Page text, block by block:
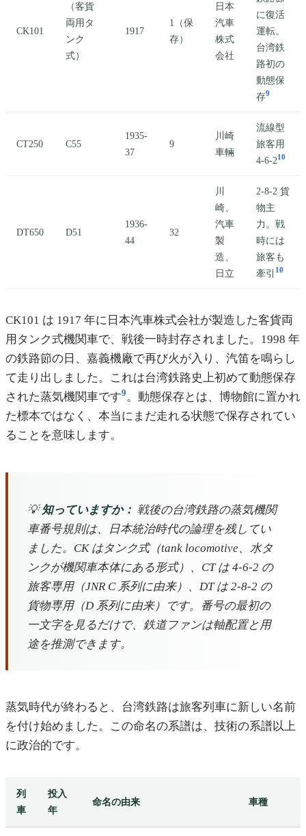
CK101
（客貨
両用タ
ンク
式）
1917
1（保
存）
日本
汽車
株式
会社
に復活
運転。
台湾鉄
路初の
動態保
存9
CT250 C55
1935-
37
9
川崎
車輛
流線型
旅客用
4-6-210
DT650 D51
1936-
44
32
川
崎、
汽車
製
造、
日立
2-8-2 貨
物主
力。戦
時には
旅客も
牽引
10
CK101 は 1917 年に日本汽車株式会社が製造した客貨両
用タンク式機関車で、戦後一時封存されました。1998 年
の鉄路節の日、嘉義機廠で再び火が入り、汽笛を鳴らし
て走り出しました。これは台湾鉄路史上初めて動態保存
された蒸気機関車です9。動態保存とは、博物館に置かれ
た標本ではなく、本当にまだ走れる状態で保存されてい
ることを意味します。
💡 知っていますか： 戦後の台湾鉄路の蒸気機関
車番号規則は、日本統治時代の論理を残してい
ました。CK はタンク式（tank locomotive、水タ
ンクが機関車本体にある形式）、CT は 4-6-2 の
旅客専用（JNR C 系列に由来）、DT は 2-8-2 の
貨物専用（D 系列に由来）です。番号の最初の
一文字を見るだけで、鉄道ファンは軸配置と用
途を推測できます。
蒸気時代が終わると、台湾鉄路は旅客列車に新しい名前
を付け始めました。この命名の系譜は、技術の系譜以上
に政治的です。
列
車
投入
年
命名の由来 車種